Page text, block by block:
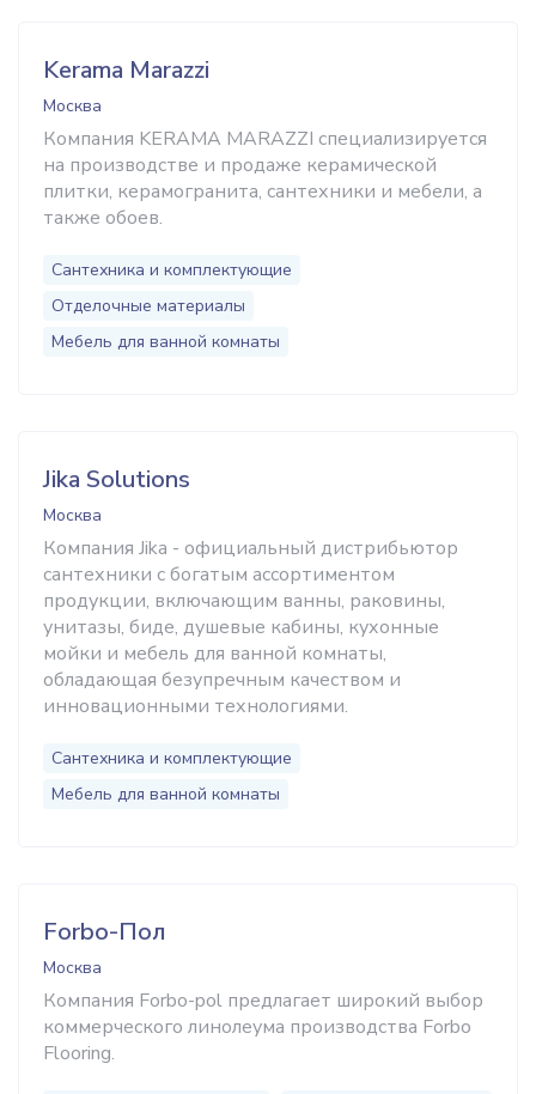
Kerama Marazzi
Москва
Компания KERAMA MARAZZI специализируется
на производстве и продаже керамической
плитки, керамогранита, сантехники и мебели, а
также обоев.
Сантехника и комплектующие
Отделочные материалы
Мебель для ванной комнаты
Jika Solutions
Москва
Компания Jika - официальный дистрибьютор
сантехники с богатым ассортиментом
продукции, включающим ванны, раковины,
унитазы, биде, душевые кабины, кухонные
мойки и мебель для ванной комнаты,
обладающая безупречным качеством и
инновационными технологиями.
Сантехника и комплектующие
Мебель для ванной комнаты
Forbo-Пол
Москва
Компания Forbo-pol предлагает широкий выбор
коммерческого линолеума производства Forbo
Flooring.